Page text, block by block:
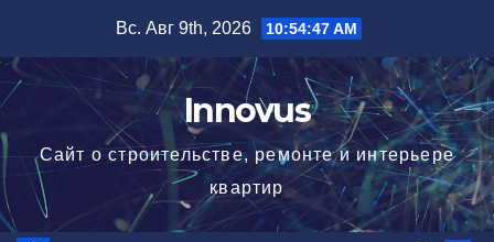
содержимому
Вс. Авг 9th, 2026 10:54:48 AM
Innovus
Сайт о строительстве, ремонте и интерьере
квартир